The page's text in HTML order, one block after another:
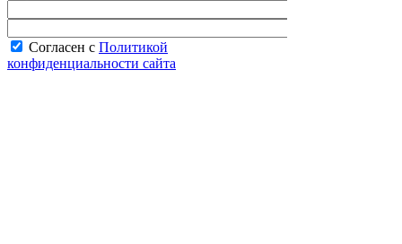
Согласен с Политикой
конфиденциальности сайта